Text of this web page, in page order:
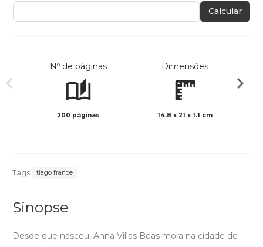
Calcular
Nº de páginas
200 páginas
Dimensões
14.8 x 21 x 1.1 cm
Tags: tiago france
Sinopse
Desde que nasceu, Anna Villas Boas mora na cidade de